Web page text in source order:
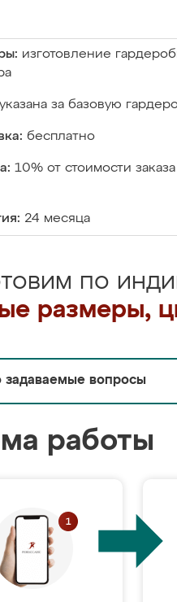
изготовление
указана за базовую
бесплатно
10% от стоимости заказа
24 месяца
по
размеры,
задаваемые вопросы
работы